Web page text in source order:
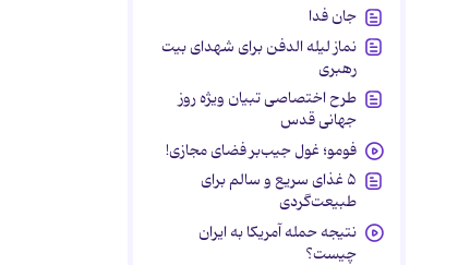
جان فدا
نماز لیله الدفن برای شهدای بیت
رهبری
طرح اختصاصی تبیان ویژه روز
جهانی قدس
فومو؛ غول جیب‌بر فضای مجازی!
۵ غذای سریع و سالم برای
طبیعت‌گردی
نتیجه حمله آمریکا به ایران
چیست؟